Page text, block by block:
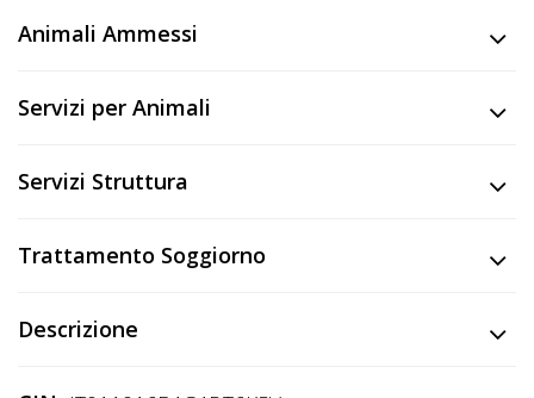
Animali Ammessi
Servizi per Animali
Servizi Struttura
Trattamento Soggiorno
Descrizione